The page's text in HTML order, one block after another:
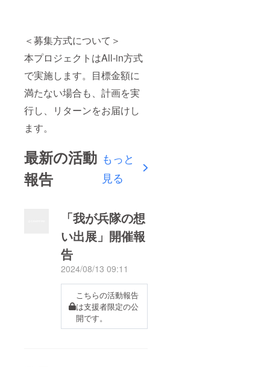
＜募集方式について＞
本プロジェクトはAll-in方式
で実施します。目標金額に
満たない場合も、計画を実
行し、リターンをお届けし
ます。
最新の活動
報告
もっと
見る
「我が兵隊の想
い出展」開催報
告
2024/08/13 09:11
こちらの活動報告
は支援者限定の公
開です。